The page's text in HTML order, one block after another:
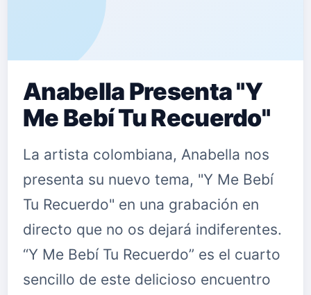
Anabella Presenta "Y
Me Bebí Tu Recuerdo"
La artista colombiana, Anabella nos
presenta su nuevo tema, "Y Me Bebí
Tu Recuerdo" en una grabación en
directo que no os dejará indiferentes.
“Y Me Bebí Tu Recuerdo” es el cuarto
sencillo de este delicioso encuentro